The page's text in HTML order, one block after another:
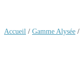
Accueil / Gamme Alysée /